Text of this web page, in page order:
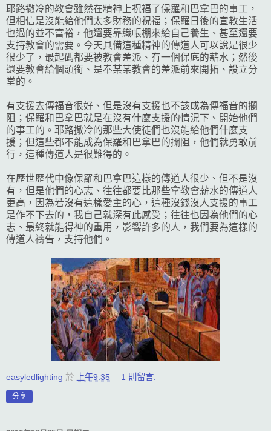
耶路撒冷的教會雖然在精神上祝福了保羅和巴拿巴的事工，
但相信是沒能給他們太多財務的祝福；保羅日後的宣教生活
也過的並不富裕，他還要靠織帳棚來給自己養生、甚至還要
支持教會的需要。今天具備這種精神的傳道人可以說是很少
很少了，最起碼都要被教會差派、有一個保底的薪水；然後
還要教會給個頭銜、是奉某某教會的差派前來開拓、設立分
堂的。
有支援去傳福音很好、但是沒有支援也不該成為傳福音的攔
阻；保羅和巴拿巴就是在沒有什麼支援的情況下、開始他們
的事工的。耶路撒冷的那些大使徒們也沒能給他們什麼支
援；但這些都不能成為保羅和巴拿巴的攔阻，他們就勇敢前
行，這種傳道人是很難得的。
在歷世歷代中像保羅和巴拿巴這樣的傳道人很少、但不是沒
有，但是他們的心志、往往都要比那些拿教會薪水的傳道人
更高，因為若沒有這樣愛主的心，這種沒錢沒人支援的事工
是作不下去的，我自己就深有此感受；往往也因為他們的心
志、最終就能得神的重用，影響許多的人，我們要為這樣的
傳道人禱告，支持他們。
easyledlighting 於 上午9:35 1 則留言:
分享